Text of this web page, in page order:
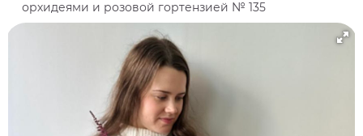
орхидеями и розовой гортензией № 135